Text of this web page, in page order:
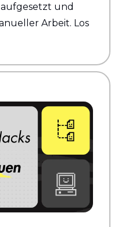
und
Arbeit. Los